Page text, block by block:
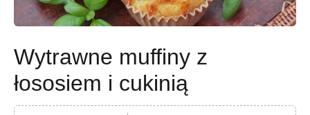
Wytrawne muffiny z
łososiem i cukinią